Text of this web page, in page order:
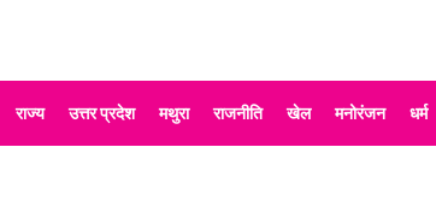
राज्य उत्तर प्रदेश मथुरा राजनीति खेल मनोरंजन धर्म